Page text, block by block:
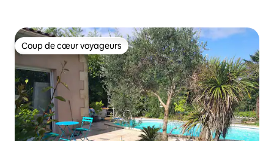
Coup de cœur voyageurs
Coup de cœur voyageurs